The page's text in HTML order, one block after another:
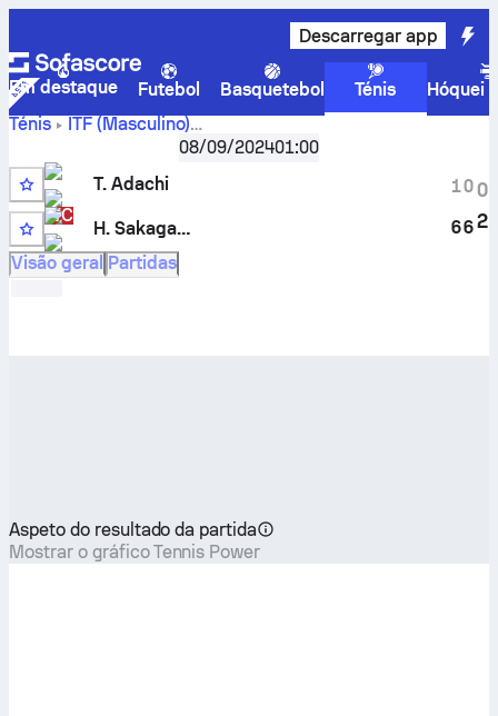
Descarregar app
Em destaque Futebol Basquetebol Ténis
Hóquei
Ténis
ITF (Masculino)
Sapporo, Singles Qualifying, M-ITF-JPN-12A
Adachi
resultados dos confrontos diretos
08/09/202401:00
WC
T. Adachi
13
H. Sakagawa
1
6
0
6
0
2
Visão geral Partidas
Aspeto do resultado da partida
Mostrar o gráfico Tennis Power